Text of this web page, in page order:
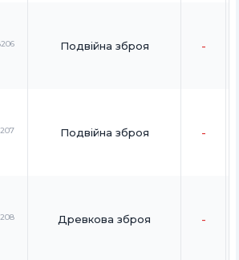
Подвійна зброя -
Подвійна зброя -
Древкова зброя -